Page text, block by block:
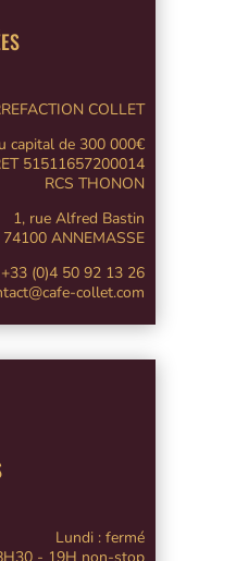
COLLET
capital de 300 000€
51511657200014
RCS THONON
1, rue Alfred Bastin
74100 ANNEMASSE
+33 (0)4 50 92 13 26
collet.com
Lundi : fermé